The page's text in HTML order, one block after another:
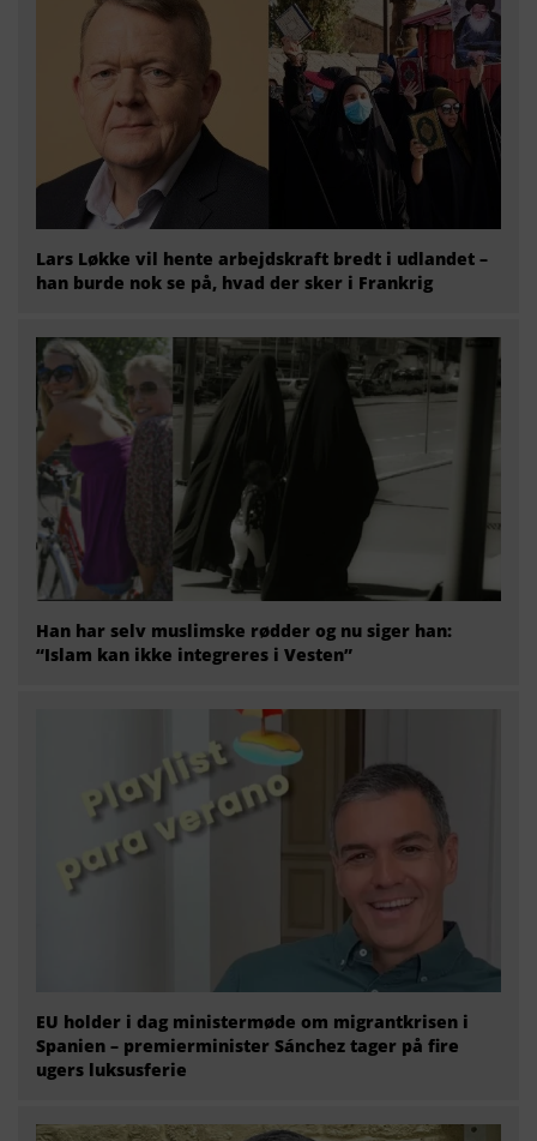
Lars Løkke vil hente arbejdskraft bredt i udlandet –
han burde nok se på, hvad der sker i Frankrig
Han har selv muslimske rødder og nu siger han:
“Islam kan ikke integreres i Vesten”
EU holder i dag ministermøde om migrantkrisen i
Spanien – premierminister Sánchez tager på fire
ugers luksusferie